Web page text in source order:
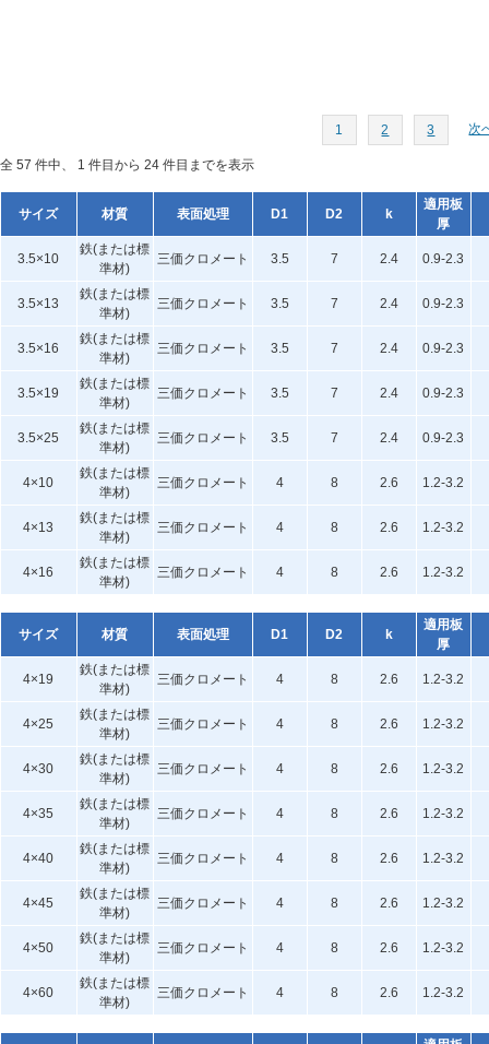
1 2 3 次
全 57 件中、 1 件目から 24 件目までを表示
サイズ 材質 表面処理 D1 D2 k
適用板
厚
3.5×10
鉄(または標
準材)
三価クロメート 3.5 7 2.4 0.9-2.3
3.5×13
鉄(または標
準材)
三価クロメート 3.5 7 2.4 0.9-2.3
3.5×16
鉄(または標
準材)
三価クロメート 3.5 7 2.4 0.9-2.3
3.5×19
鉄(または標
準材)
三価クロメート 3.5 7 2.4 0.9-2.3
3.5×25
鉄(または標
準材)
三価クロメート 3.5 7 2.4 0.9-2.3
4×10
鉄(または標
準材)
三価クロメート 4 8 2.6 1.2-3.2
4×13
鉄(または標
準材)
三価クロメート 4 8 2.6 1.2-3.2
4×16
鉄(または標
準材)
三価クロメート 4 8 2.6 1.2-3.2
サイズ 材質 表面処理 D1 D2 k
適用板
厚
4×19
鉄(または標
準材)
三価クロメート 4 8 2.6 1.2-3.2
4×25
鉄(または標
準材)
三価クロメート 4 8 2.6 1.2-3.2
4×30
鉄(または標
準材)
三価クロメート 4 8 2.6 1.2-3.2
4×35
鉄(または標
準材)
三価クロメート 4 8 2.6 1.2-3.2
4×40
鉄(または標
準材)
三価クロメート 4 8 2.6 1.2-3.2
4×45
鉄(または標
準材)
三価クロメート 4 8 2.6 1.2-3.2
4×50
鉄(または標
準材)
三価クロメート 4 8 2.6 1.2-3.2
4×60
鉄(または標
準材)
三価クロメート 4 8 2.6 1.2-3.2